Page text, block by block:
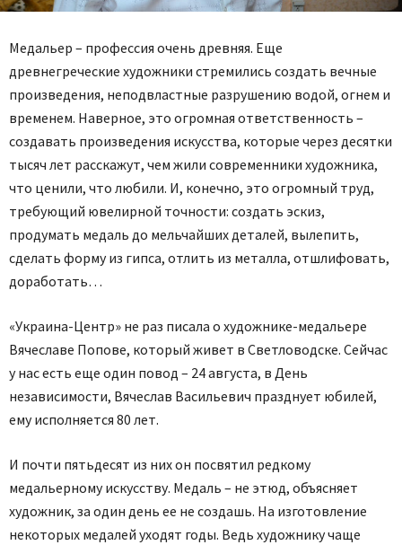
Медальер – профессия очень древняя. Еще
древнегреческие художники стремились создать вечные
произведения, неподвластные разрушению водой, огнем и
временем. Наверное, это огромная ответственность –
создавать произведения искусства, которые через десятки
тысяч лет расскажут, чем жили современники художника,
что ценили, что любили. И, конечно, это огромный труд,
требующий ювелирной точности: создать эскиз,
продумать медаль до мельчайших деталей, вылепить,
сделать форму из гипса, отлить из металла, отшлифовать,
доработать…
«Украина-Центр» не раз писала о художнике-медальере
Вячеславе Попове, который живет в Светловодске. Сейчас
у нас есть еще один повод – 24 августа, в День
независимости, Вячеслав Васильевич празднует юбилей,
ему исполняется 80 лет.
И почти пятьдесят из них он посвятил редкому
медальерному искусству. Медаль – не этюд, объясняет
художник, за один день ее не создашь. На изготовление
некоторых медалей уходят годы. Ведь художнику чаще